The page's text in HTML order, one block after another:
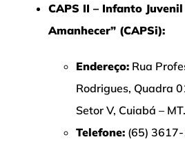
CAPS II – Infanto
Amanhecer” (CAPSi):
Endereço: Rua
Rodrigues, Quadra
Setor V, Cuiabá – MT.
Telefone: (65)